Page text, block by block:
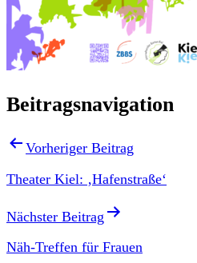
Beitragsnavigation
Vorheriger Beitrag
Theater Kiel: ‚Hafenstraße‘
Nächster Beitrag
Näh-Treffen für Frauen